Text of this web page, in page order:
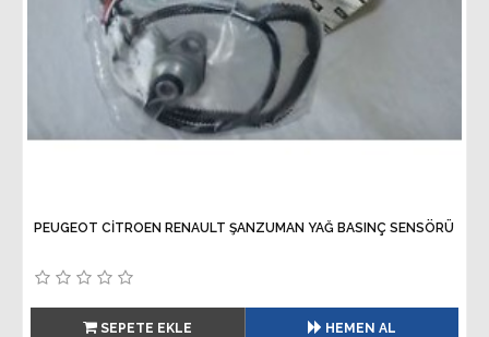
PEUGEOT CİTROEN RENAULT ŞANZUMAN YAĞ BASINÇ SENSÖRÜ
SEPETE EKLE HEMEN AL